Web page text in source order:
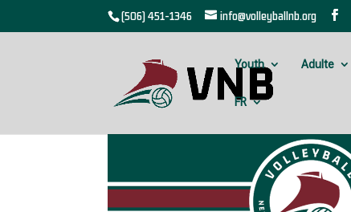
(506) 451-1346 info@volleyballnb.org
Youth Adulte
FR